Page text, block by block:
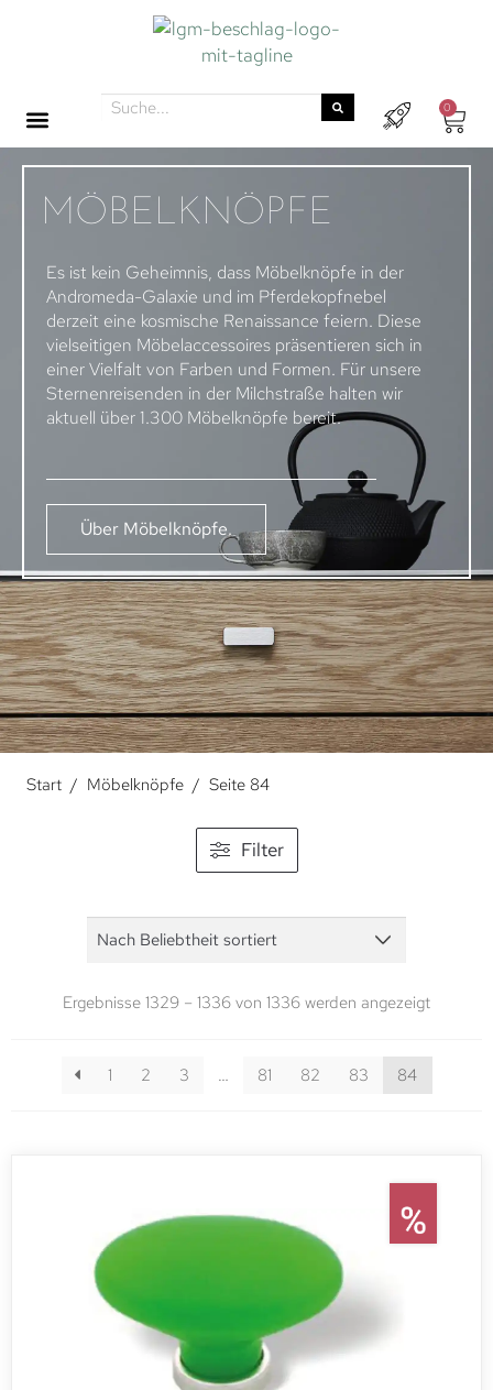
0
MÖBELKNÖPFE
Es ist kein Geheimnis, dass Möbelknöpfe in der
Andromeda-Galaxie und im Pferdekopfnebel
derzeit eine kosmische Renaissance feiern. Diese
vielseitigen Möbelaccessoires präsentieren sich in
einer Vielfalt von Farben und Formen. Für unsere
Sternenreisenden in der Milchstraße halten wir
aktuell über 1.300 Möbelknöpfe bereit.
Über Möbelknöpfe.
Start / Möbelknöpfe / Seite 84
Filter
Ergebnisse 1329 – 1336 von 1336 werden angezeigt
1 2 3 … 81 82 83 84